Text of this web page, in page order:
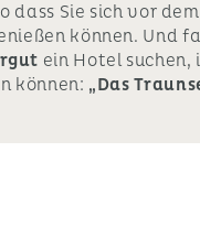
dass Sie sich vor
können. Und
ein Hotel suchen,
können: „Das